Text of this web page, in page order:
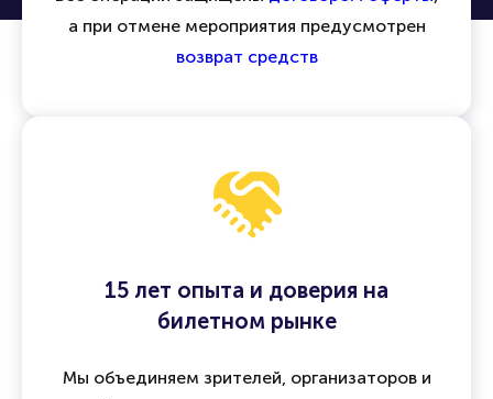
а при отмене мероприятия предусмотрен
возврат средств
15 лет опыта и доверия на
билетном рынке
Мы объединяем зрителей, организаторов и